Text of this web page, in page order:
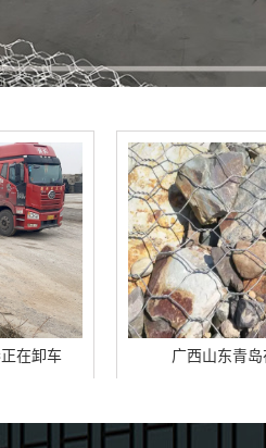
广西山东青岛在海边用的铅丝笼